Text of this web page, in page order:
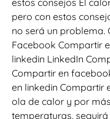
estos consejos El
pero con estos
no será un
Facebook Compartir
linkedin LinkedIn
Compartir en
en linkedin Compartir
ola de calor y por
temperaturas,